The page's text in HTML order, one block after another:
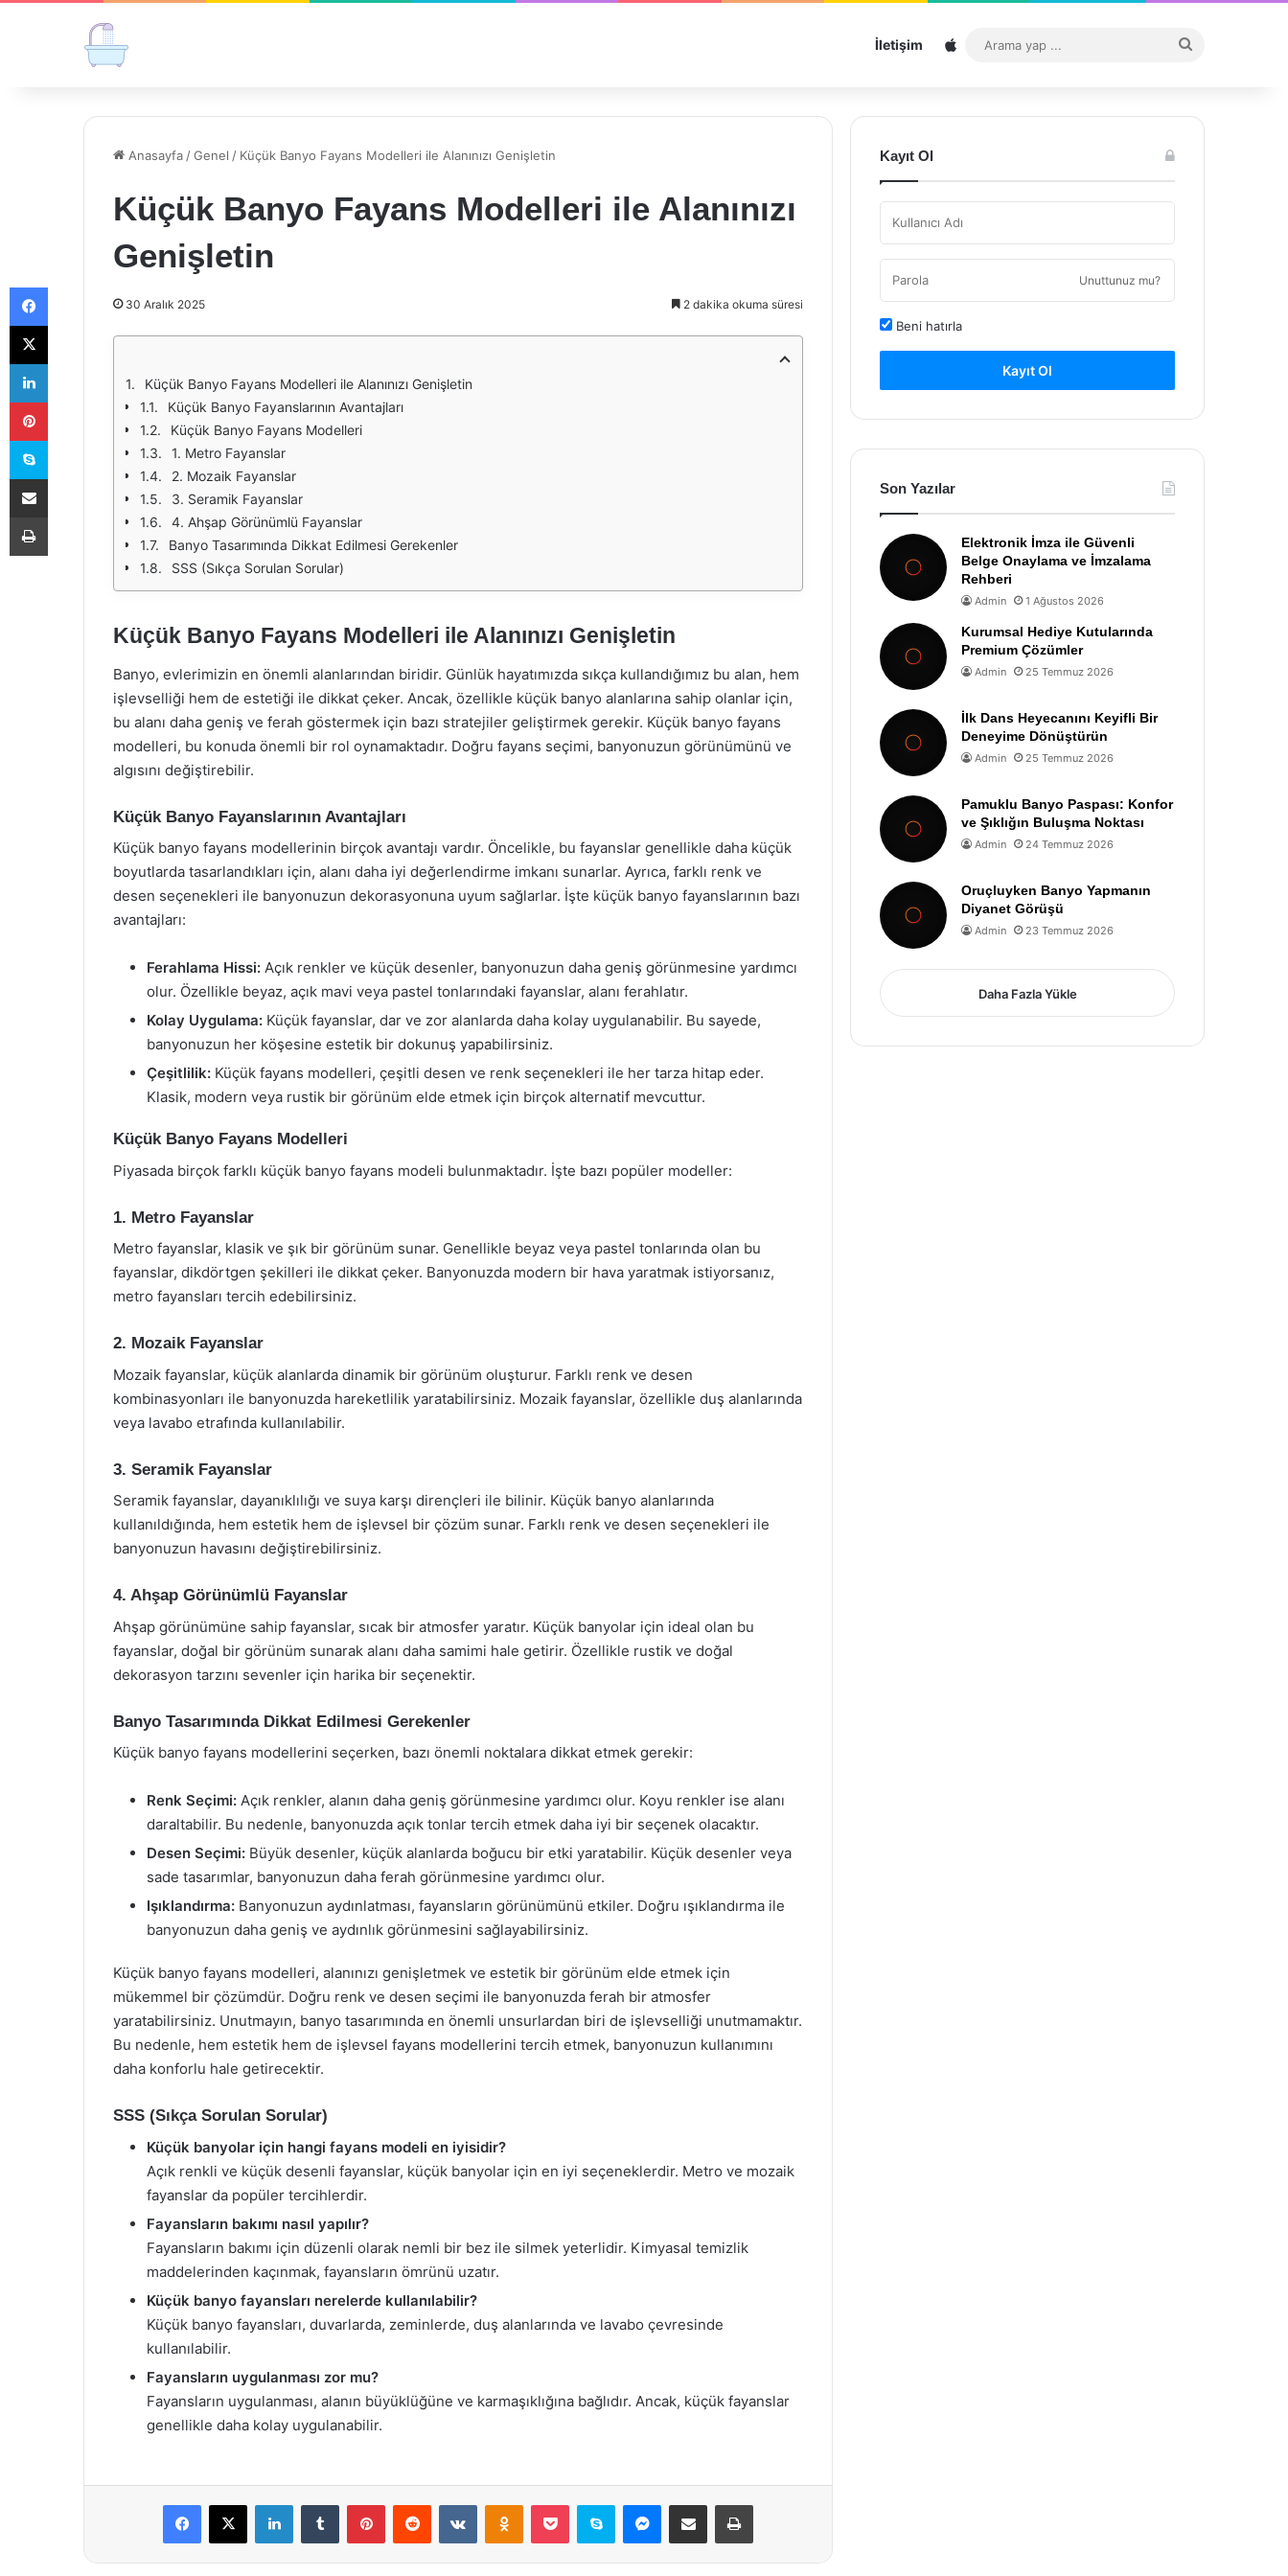
İletişim Sitemap
...
Anasayfa /Genel / Küçük Banyo Fayans Modelleri ile Alanınızı Genişletin
Küçük Banyo Fayans Modelleri ile Alanınızı
Genişletin
30 Aralık 2025 2 dakika okuma süresi
Küçük Banyo Fayans Modelleri ile Alanınızı Genişletin
Küçük Banyo Fayanslarının Avantajları
Küçük Banyo Fayans Modelleri
1. Metro Fayanslar
2. Mozaik Fayanslar
3. Seramik Fayanslar
4. Ahşap Görünümlü Fayanslar
Banyo Tasarımında Dikkat Edilmesi Gerekenler
SSS (Sıkça Sorulan Sorular)
Küçük Banyo Fayans Modelleri ile Alanınızı Genişletin
Banyo, evlerimizin en önemli alanlarından biridir. Günlük hayatımızda sıkça kullandığımız bu alan, hem
işlevselliği hem de estetiği ile dikkat çeker. Ancak, özellikle küçük banyo alanlarına sahip olanlar için,
bu alanı daha geniş ve ferah göstermek için bazı stratejiler geliştirmek gerekir. Küçük banyo fayans
modelleri, bu konuda önemli bir rol oynamaktadır. Doğru fayans seçimi, banyonuzun görünümünü ve
algısını değiştirebilir.
Küçük Banyo Fayanslarının Avantajları
Küçük banyo fayans modellerinin birçok avantajı vardır. Öncelikle, bu fayanslar genellikle daha küçük
boyutlarda tasarlandıkları için, alanı daha iyi değerlendirme imkanı sunarlar. Ayrıca, farklı renk ve
desen seçenekleri ile banyonuzun dekorasyonuna uyum sağlarlar. İşte küçük banyo fayanslarının bazı
avantajları:
Ferahlama Hissi: Açık renkler ve küçük desenler, banyonuzun daha geniş görünmesine yardımcı
olur. Özellikle beyaz, açık mavi veya pastel tonlarındaki fayanslar, alanı ferahlatır.
Kolay Uygulama: Küçük fayanslar, dar ve zor alanlarda daha kolay uygulanabilir. Bu sayede,
banyonuzun her köşesine estetik bir dokunuş yapabilirsiniz.
Çeşitlilik: Küçük fayans modelleri, çeşitli desen ve renk seçenekleri ile her tarza hitap eder.
Klasik, modern veya rustik bir görünüm elde etmek için birçok alternatif mevcuttur.
Küçük Banyo Fayans Modelleri
Piyasada birçok farklı küçük banyo fayans modeli bulunmaktadır. İşte bazı popüler modeller:
1. Metro Fayanslar
Metro fayanslar, klasik ve şık bir görünüm sunar. Genellikle beyaz veya pastel tonlarında olan bu
fayanslar, dikdörtgen şekilleri ile dikkat çeker. Banyonuzda modern bir hava yaratmak istiyorsanız,
metro fayansları tercih edebilirsiniz.
2. Mozaik Fayanslar
Mozaik fayanslar, küçük alanlarda dinamik bir görünüm oluşturur. Farklı renk ve desen
kombinasyonları ile banyonuzda hareketlilik yaratabilirsiniz. Mozaik fayanslar, özellikle duş alanlarında
veya lavabo etrafında kullanılabilir.
3. Seramik Fayanslar
Seramik fayanslar, dayanıklılığı ve suya karşı dirençleri ile bilinir. Küçük banyo alanlarında
kullanıldığında, hem estetik hem de işlevsel bir çözüm sunar. Farklı renk ve desen seçenekleri ile
banyonuzun havasını değiştirebilirsiniz.
4. Ahşap Görünümlü Fayanslar
Ahşap görünümüne sahip fayanslar, sıcak bir atmosfer yaratır. Küçük banyolar için ideal olan bu
fayanslar, doğal bir görünüm sunarak alanı daha samimi hale getirir. Özellikle rustik ve doğal
dekorasyon tarzını sevenler için harika bir seçenektir.
Banyo Tasarımında Dikkat Edilmesi Gerekenler
Küçük banyo fayans modellerini seçerken, bazı önemli noktalara dikkat etmek gerekir:
Renk Seçimi: Açık renkler, alanın daha geniş görünmesine yardımcı olur. Koyu renkler ise alanı
daraltabilir. Bu nedenle, banyonuzda açık tonlar tercih etmek daha iyi bir seçenek olacaktır.
Desen Seçimi: Büyük desenler, küçük alanlarda boğucu bir etki yaratabilir. Küçük desenler veya
sade tasarımlar, banyonuzun daha ferah görünmesine yardımcı olur.
Işıklandırma: Banyonuzun aydınlatması, fayansların görünümünü etkiler. Doğru ışıklandırma ile
banyonuzun daha geniş ve aydınlık görünmesini sağlayabilirsiniz.
Küçük banyo fayans modelleri, alanınızı genişletmek ve estetik bir görünüm elde etmek için
mükemmel bir çözümdür. Doğru renk ve desen seçimi ile banyonuzda ferah bir atmosfer
yaratabilirsiniz. Unutmayın, banyo tasarımında en önemli unsurlardan biri de işlevselliği unutmamaktır.
Bu nedenle, hem estetik hem de işlevsel fayans modellerini tercih etmek, banyonuzun kullanımını
daha konforlu hale getirecektir.
SSS (Sıkça Sorulan Sorular)
Küçük banyolar için hangi fayans modeli en iyisidir?
Açık renkli ve küçük desenli fayanslar, küçük banyolar için en iyi seçeneklerdir. Metro ve mozaik
fayanslar da popüler tercihlerdir.
Fayansların bakımı nasıl yapılır?
Fayansların bakımı için düzenli olarak nemli bir bez ile silmek yeterlidir. Kimyasal temizlik
maddelerinden kaçınmak, fayansların ömrünü uzatır.
Küçük banyo fayansları nerelerde kullanılabilir?
Küçük banyo fayansları, duvarlarda, zeminlerde, duş alanlarında ve lavabo çevresinde
kullanılabilir.
Fayansların uygulanması zor mu?
Fayansların uygulanması, alanın büyüklüğüne ve karmaşıklığına bağlıdır. Ancak, küçük fayanslar
genellikle daha kolay uygulanabilir.
Facebook
X LinkedInTumblr PinterestReddit VKontakteOdnoklassniki
Pocket Skype Messenger
E-Posta ile paylaş Yazdır
Kayıt Ol
Unuttunuz mu?
Beni hatırla
Kayıt Ol
Son Yazılar
Elektronik İmza ile Güvenli
Belge Onaylama ve İmzalama
Rehberi
Admin 1 Ağustos 2026
Kurumsal Hediye Kutularında
Premium Çözümler
Admin 25 Temmuz 2026
İlk Dans Heyecanını Keyifli Bir
Deneyime Dönüştürün
Admin 25 Temmuz 2026
Pamuklu Banyo Paspası: Konfor
ve Şıklığın Buluşma Noktası
Admin 24 Temmuz 2026
Oruçluyken Banyo Yapmanın
Diyanet Görüşü
Admin 23 Temmuz 2026
Daha Fazla Yükle
Facebook
X
LinkedIn
Pinterest
Skype
E-Posta ile paylaş